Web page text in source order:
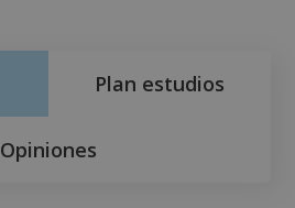
Plan estudios
Opiniones